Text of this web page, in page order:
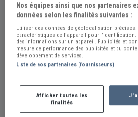
Voir sur la carte
Voir le téléphone
Envoyer un email
Description
Nous vous proposons à la vente un
Nos équipes ainsi que nos partenaires
données selon les finalités suivantes :
Utiliser des données de géolocalisation précises.
caractéristiques de l’appareil pour
des informations sur un appareil. Publicités et
mesure de performance des publicités et du
développement de services.
Liste de nos partenaires (fournisseurs)
Afficher toutes les
finalités